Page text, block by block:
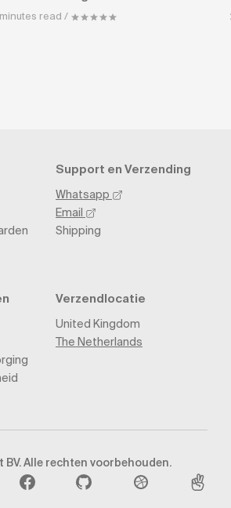
read /
Support en Verzending
Whatsapp
Email
Shipping
Verzendlocatie
United Kingdom
The Netherlands
Alle rechten voorbehouden.